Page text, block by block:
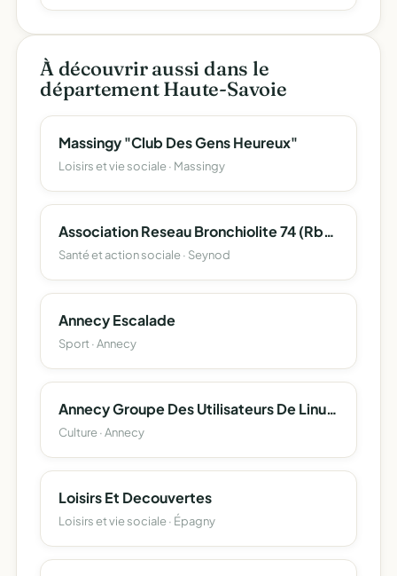
À découvrir aussi dans le
département Haute-Savoie
Massingy "Club Des Gens Heureux"
Loisirs et vie sociale · Massingy
Association Reseau Bronchiolite 74 (Rb74)
Santé et action sociale · Seynod
Annecy Escalade
Sport · Annecy
Annecy Groupe Des Utilisateurs De Linux Et Des Logiciels Libres (Agu3L)
Culture · Annecy
Loisirs Et Decouvertes
Loisirs et vie sociale · Épagny